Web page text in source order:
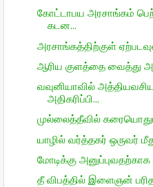
கோட்டாபய அரசாங்கம்
கடன...
அரசாங்கத்திற்குள்
ஆரிய குளத்தை வைத்து
வவுனியாவில்
அதிகரிப்பி...
முல்லைத்தீவில்
யாழில் வர்த்தகர் ஒருவர்
மோடிக்கு அனுப்புவதற்காக
தீ விபத்தில் இளைஞன்